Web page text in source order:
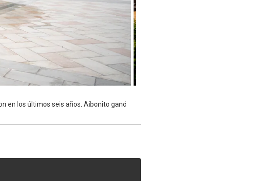
en los últimos seis años. Aibonito ganó